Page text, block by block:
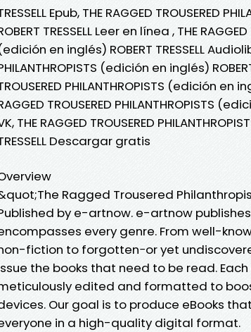
Epub, THE RAGGED TROUSERED
TRESSELL Leer en línea , THE
en inglés) ROBERT TRESSELL
(edición en inglés) ROBERT
PHILANTHROPISTS (edición en
TROUSERED PHILANTHROPISTS
THE RAGGED TROUSERED
Descargar gratis
Ragged Trousered
by e-artnow. e-artnow
every genre. From well-
fiction to forgotten−or yet
the books that need to be read.
edited and formatted to
Our goal is to produce eBooks
in a high-quality digital format.